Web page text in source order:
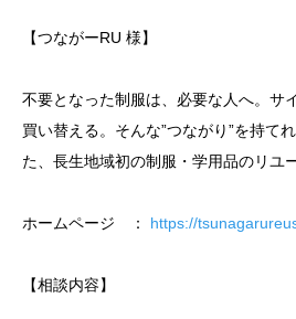
【つながーRU 様】
不要となった制服は、必要な人へ。サ
買い替える。そんな”つながり”を持て
た、長生地域初の制服・学用品のリユ
ホームページ ： https://
【相談内容】